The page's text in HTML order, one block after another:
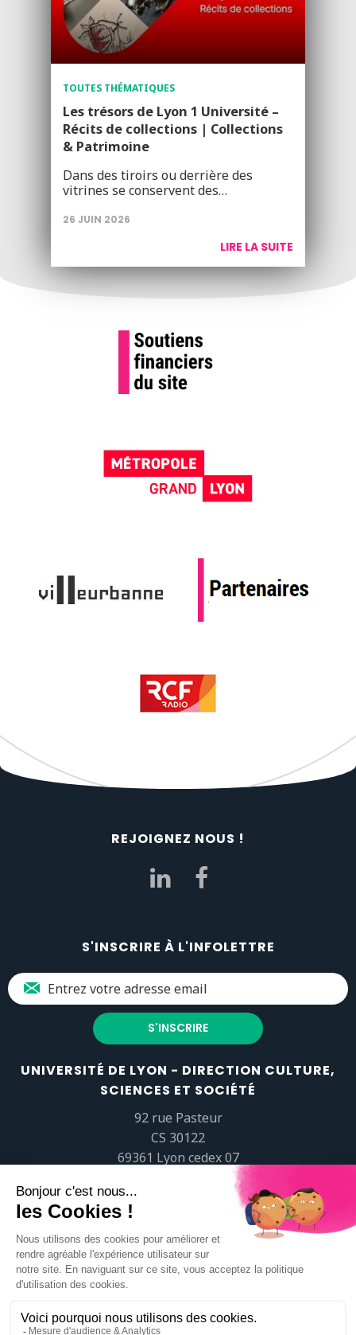
TOUTES THÉMATIQUES
Les trésors de Lyon 1 Université –
Récits de collections | Collections
& Patrimoine
Dans des tiroirs ou derrière des
vitrines se conservent des…
26 JUIN 2026
LIRE LA SUITE
REJOIGNEZ NOUS !
S'INSCRIRE À L'INFOLETTRE
UNIVERSITÉ DE LYON - DIRECTION CULTURE,
SCIENCES ET SOCIÉTÉ
92 rue Pasteur
CS 30122
69361 Lyon cedex 07
popsciences@universite-lyon.fr
Tél.+33 (0)4 37 37 82 01